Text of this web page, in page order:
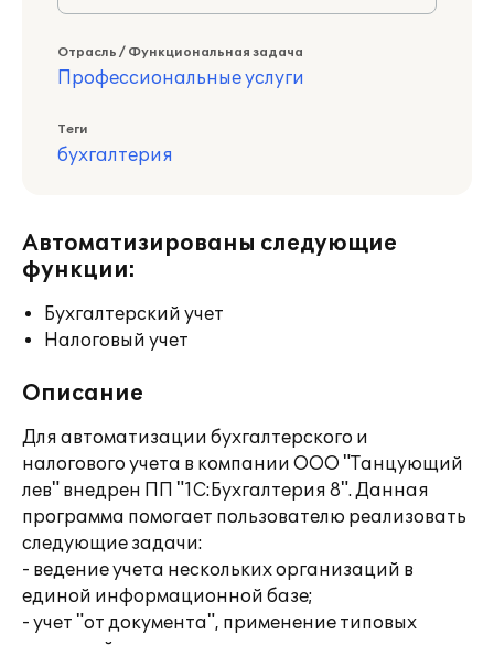
Отрасль / Функциональная задача
Профессиональные услуги
Теги
бухгалтерия
Автоматизированы следующие
функции:
Бухгалтерский учет
Налоговый учет
Описание
Для автоматизации бухгалтерского и
налогового учета в компании ООО "Танцующий
лев" внедрен ПП "1С:Бухгалтерия 8". Данная
программа помогает пользователю реализовать
следующие задачи:
- ведение учета нескольких организаций в
единой информационной базе;
- учет "от документа", применение типовых